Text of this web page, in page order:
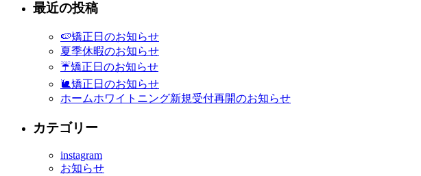
最近の投稿
🍉矯正日のお知らせ
夏季休暇のお知らせ
☔矯正日のお知らせ
🐌矯正日のお知らせ
ホームホワイトニング新規受付再開のお知らせ
カテゴリー
instagram
お知らせ